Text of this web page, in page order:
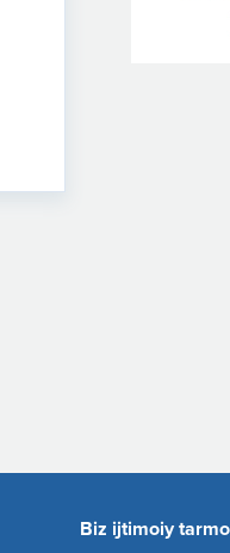
Biz ijtimoiy